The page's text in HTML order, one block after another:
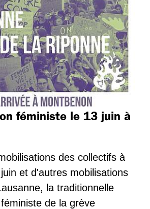
féministe le 13 juin à
des collectifs à
et d'autres mobilisations
la traditionnelle
de la grève